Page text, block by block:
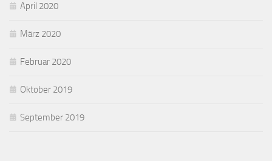
April 2020
März 2020
Februar 2020
Oktober 2019
September 2019